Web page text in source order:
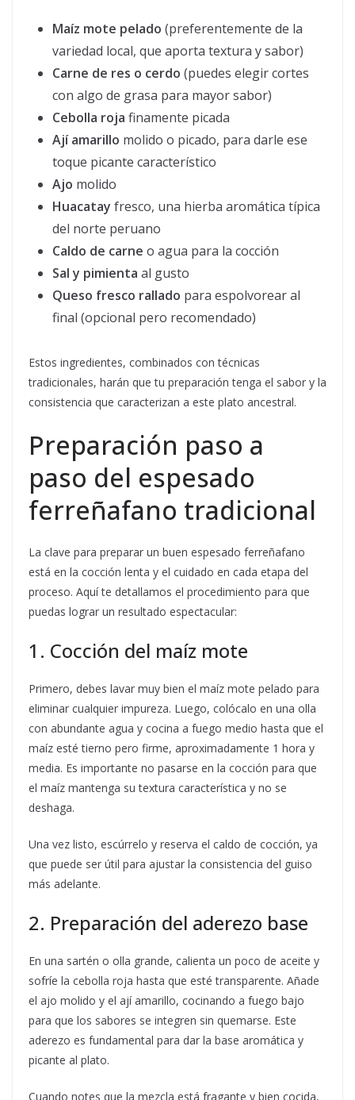
Maíz mote pelado (preferentemente de la
variedad local, que aporta textura y sabor)
Carne de res o cerdo (puedes elegir cortes
con algo de grasa para mayor sabor)
Cebolla roja finamente picada
Ají amarillo molido o picado, para darle ese
toque picante característico
Ajo molido
Huacatay fresco, una hierba aromática típica
del norte peruano
Caldo de carne o agua para la cocción
Sal y pimienta al gusto
Queso fresco rallado para espolvorear al
final (opcional pero recomendado)
Estos ingredientes, combinados con técnicas
tradicionales, harán que tu preparación tenga el sabor y la
consistencia que caracterizan a este plato ancestral.
Preparación paso a
paso del espesado
ferreñafano tradicional
La clave para preparar un buen espesado ferreñafano
está en la cocción lenta y el cuidado en cada etapa del
proceso. Aquí te detallamos el procedimiento para que
puedas lograr un resultado espectacular:
1. Cocción del maíz mote
Primero, debes lavar muy bien el maíz mote pelado para
eliminar cualquier impureza. Luego, colócalo en una olla
con abundante agua y cocina a fuego medio hasta que el
maíz esté tierno pero firme, aproximadamente 1 hora y
media. Es importante no pasarse en la cocción para que
el maíz mantenga su textura característica y no se
deshaga.
Una vez listo, escúrrelo y reserva el caldo de cocción, ya
que puede ser útil para ajustar la consistencia del guiso
más adelante.
2. Preparación del aderezo base
En una sartén o olla grande, calienta un poco de aceite y
sofríe la cebolla roja hasta que esté transparente. Añade
el ajo molido y el ají amarillo, cocinando a fuego bajo
para que los sabores se integren sin quemarse. Este
aderezo es fundamental para dar la base aromática y
picante al plato.
Cuando notes que la mezcla está fragante y bien cocida,